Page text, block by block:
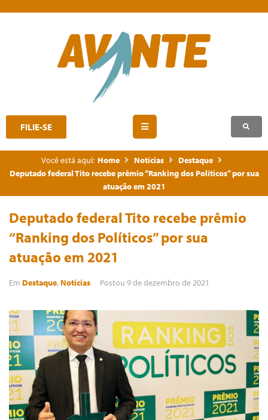
FILIE-SE
Você está aqui: Home Notícias
Destaque
Deputado federal Tito recebe prêmio “Ranking dos Políticos” por sua
atuação em 2021
Deputado federal Tito recebe prêmio
“Ranking dos Políticos” por sua
atuação em 2021
Em Destaque, Notícias Postou 9 de dezembro de 2021